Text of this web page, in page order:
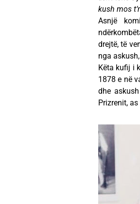
kush mos
Asnjë
drejtë, të
nga
Këta kufij i
1878 e në
dhe
Prizrenit,